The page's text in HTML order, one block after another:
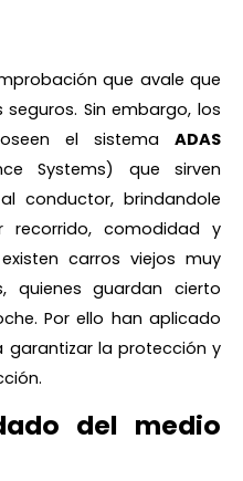
que avale que
Sin embargo, los
el sistema ADAS
Systems) que sirven
conductor, brindandole
recorrido, comodidad y
carros viejos muy
quienes guardan cierto
Por ello han aplicado
la protección y
del medio